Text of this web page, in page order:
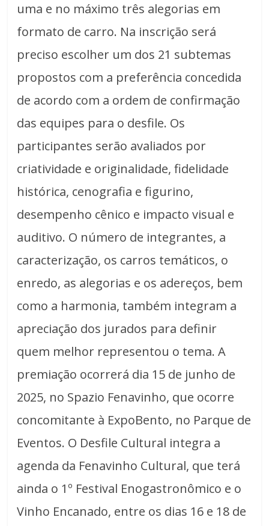
uma e no máximo três alegorias em
formato de carro. Na inscrição será
preciso escolher um dos 21 subtemas
propostos com a preferência concedida
de acordo com a ordem de confirmação
das equipes para o desfile. Os
participantes serão avaliados por
criatividade e originalidade, fidelidade
histórica, cenografia e figurino,
desempenho cênico e impacto visual e
auditivo. O número de integrantes, a
caracterização, os carros temáticos, o
enredo, as alegorias e os adereços, bem
como a harmonia, também integram a
apreciação dos jurados para definir
quem melhor representou o tema. A
premiação ocorrerá dia 15 de junho de
2025, no Spazio Fenavinho, que ocorre
concomitante à ExpoBento, no Parque de
Eventos. O Desfile Cultural integra a
agenda da Fenavinho Cultural, que terá
ainda o 1º Festival Enogastronômico e o
Vinho Encanado, entre os dias 16 e 18 de